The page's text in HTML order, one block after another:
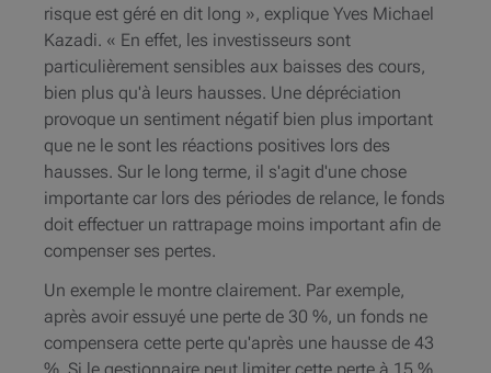
risque est géré en dit long », explique Yves Michael
Kazadi. « En effet, les investisseurs sont
particulièrement sensibles aux baisses des cours,
bien plus qu'à leurs hausses. Une dépréciation
provoque un sentiment négatif bien plus important
que ne le sont les réactions positives lors des
hausses. Sur le long terme, il s'agit d'une chose
importante car lors des périodes de relance, le fonds
doit effectuer un rattrapage moins important afin de
compenser ses pertes.
Un exemple le montre clairement. Par exemple,
après avoir essuyé une perte de 30 %, un fonds ne
compensera cette perte qu'après une hausse de 43